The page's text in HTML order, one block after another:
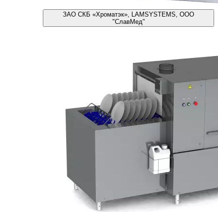
ЗАО СКБ «Хроматэк», LAMSYSTEMS, ООО
"СлавМед"